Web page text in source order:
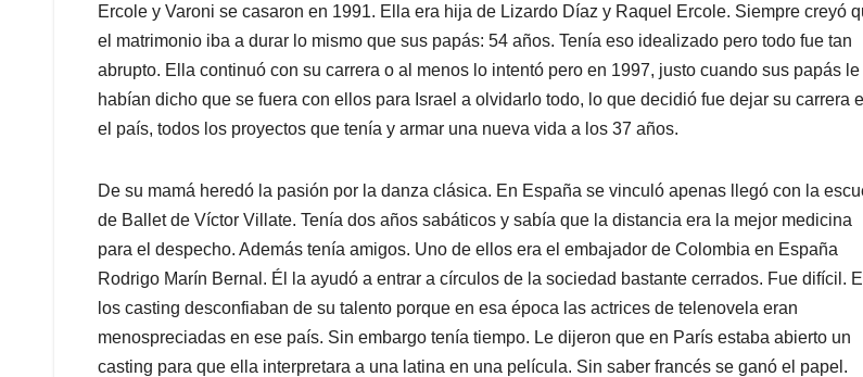
Ercole y Varoni se casaron en 1991. Ella era hija de Lizardo Díaz y Raquel Ercole. Siempre creyó
el matrimonio iba a durar lo mismo que sus papás: 54 años. Tenía eso idealizado pero todo fue tan
abrupto. Ella continuó con su carrera o al menos lo intentó pero en 1997, justo cuando sus papás le
habían dicho que se fuera con ellos para Israel a olvidarlo todo, lo que decidió fue dejar su carrera
el país, todos los proyectos que tenía y armar una nueva vida a los 37 años.
De su mamá heredó la pasión por la danza clásica. En España se vinculó apenas llegó con la
de Ballet de Víctor Villate. Tenía dos años sabáticos y sabía que la distancia era la mejor medicina
para el despecho. Además tenía amigos. Uno de ellos era el embajador de Colombia en España
Rodrigo Marín Bernal. Él la ayudó a entrar a círculos de la sociedad bastante cerrados. Fue difícil.
los casting desconfiaban de su talento porque en esa época las actrices de telenovela eran
menospreciadas en ese país. Sin embargo tenía tiempo. Le dijeron que en París estaba abierto un
casting para que ella interpretara a una latina en una película. Sin saber francés se ganó el papel.